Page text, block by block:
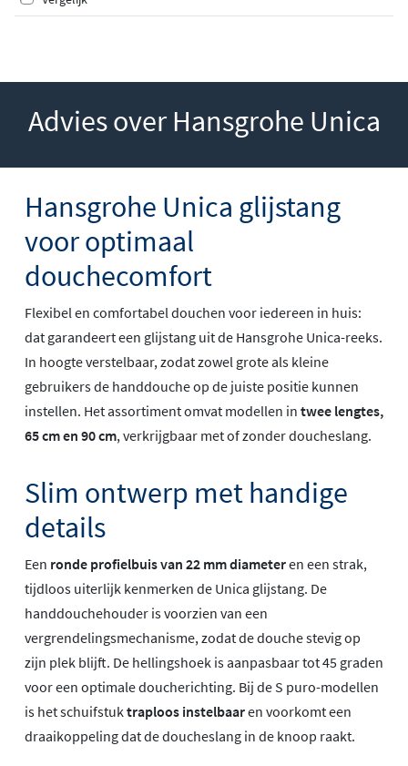
Advies over Hansgrohe Unica
Hansgrohe Unica glijstang
voor optimaal
douchecomfort
Flexibel en comfortabel douchen voor iedereen in huis:
dat garandeert een glijstang uit de Hansgrohe Unica-reeks.
In hoogte verstelbaar, zodat zowel grote als kleine
gebruikers de handdouche op de juiste positie kunnen
instellen. Het assortiment omvat modellen in twee lengtes,
65 cm en 90 cm, verkrijgbaar met of zonder doucheslang.
Slim ontwerp met handige
details
Een ronde profielbuis van 22 mm diameteren een strak,
tijdloos uiterlijk kenmerken de Unica glijstang. De
handdouchehouder is voorzien van een
vergrendelingsmechanisme, zodat de douche stevig op
zijn plek blijft. De hellingshoek is aanpasbaar tot 45 graden
voor een optimale doucherichting. Bij de S puro-modellen
is het schuifstuktraploos instelbaaren voorkomt een
draaikoppeling dat de doucheslang in de knoop raakt.